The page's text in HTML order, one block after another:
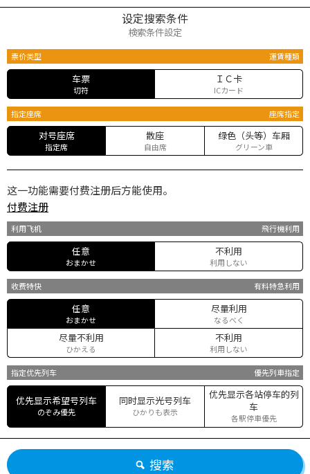
设定搜索条件
検索条件設定
票价类型 運賃種類
车票
切符
ＩＣ卡
ICカード
指定座席 座席指定
对号座席
指定席
散座
自由席
绿色（头等）车厢
グリーン車
这一功能需要付费注册后方能使用。
付费注册
利用飞机 飛行機利用
任意
おまかせ
不利用
利用しない
收费特快 有料特急利用
任意
おまかせ
尽量利用
なるべく
尽量不利用
ひかえる
不利用
利用しない
指定优先列车 優先列車指定
优先显示希望号列车
のぞみ優先
同时显示光号列车
ひかりも表示
优先显示各站停车的列
车
各駅停車優先
搜索